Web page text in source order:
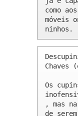
como
móveis
ninhos.
Chaves
Os
, mas
de